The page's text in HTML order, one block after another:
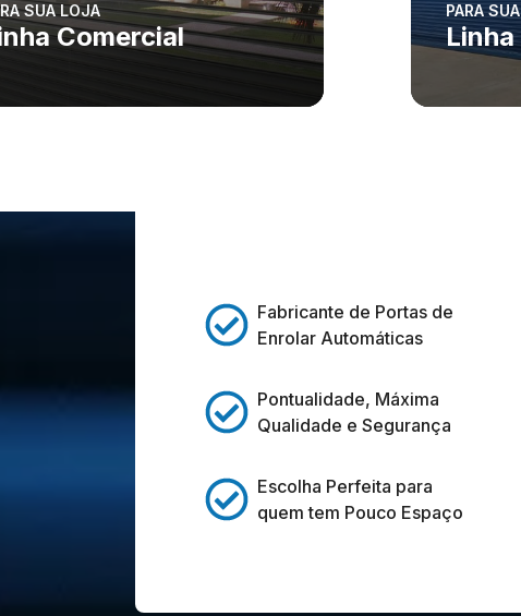
SUA LOJA
Comercial
PARA
Fabricante de Portas de
Enrolar Automáticas
Pontualidade, Máxima
Qualidade e Segurança
Escolha Perfeita para
quem tem Pouco Espaço